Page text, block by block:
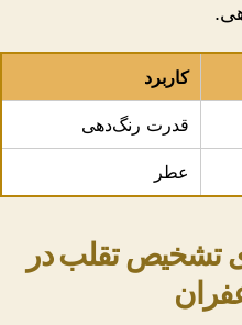
کاربرد
قدرت رنگ‌دهی
عطر
تقلب در